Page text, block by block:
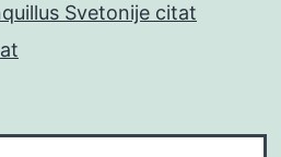
Svetonije citat